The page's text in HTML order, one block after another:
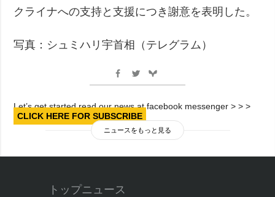
クライナへの支持と支援につき謝意を表明した。
写真：シュミハリ宇首相（テレグラム）
Let’s get started read our news at facebook messenger > > >
CLICK HERE FOR SUBSCRIBE
ニュースをもっと見る
トップニュース